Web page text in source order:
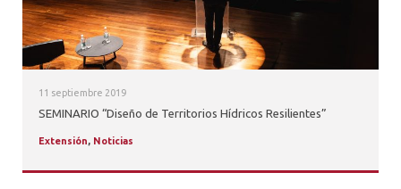
11 septiembre 2019
SEMINARIO “Diseño de Territorios Hídricos Resilientes”
Extensión, Noticias